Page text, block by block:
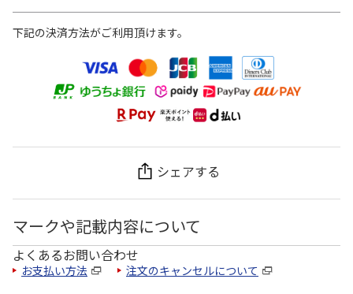
下記の決済方法がご利用頂けます。
シェアする
マークや記載内容について
よくあるお問い合わせ
お支払い方法 注文のキャンセルについて